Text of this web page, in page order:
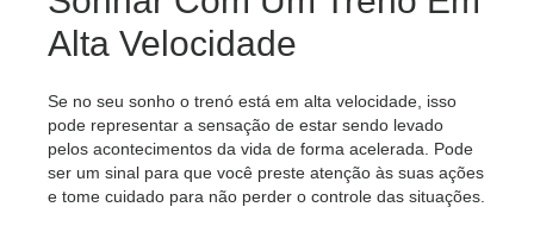
Alta Velocidade
Se no seu sonho o trenó está em alta velocidade, isso
pode representar a sensação de estar sendo levado
pelos acontecimentos da vida de forma acelerada. Pode
ser um sinal para que você preste atenção às suas ações
e tome cuidado para não perder o controle das situações.